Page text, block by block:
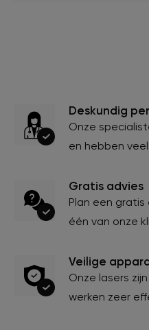
Deskundig
Onze
en hebben
Gratis advies
Plan een gratis
één van onze
Veilige
Onze lasers
werken zeer